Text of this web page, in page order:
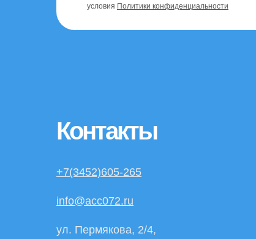
+7(3452)605-265
условия Политики конфиденциальности
Контакты
info@acc072.ru
ул. Пермякова, 2/4,